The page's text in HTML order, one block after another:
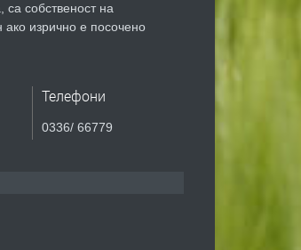
са собственост на
ако изрично е посочено
Телефони
0336/ 66779